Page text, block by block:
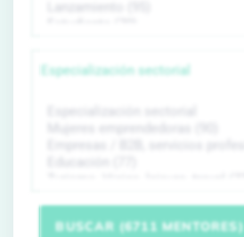
Especialización sectorial
BUSCAR (6711 MENTORES)